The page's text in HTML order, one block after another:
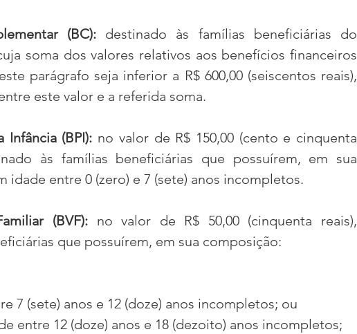
(BC): destinado às famílias beneficiárias do
soma dos valores relativos aos benefícios financeiros
parágrafo seja inferior a R$ 600,00 (seiscentos reais),
este valor e a referida soma.
Infância (BPI): no valor de R$ 150,00 (cento e cinquenta
às famílias beneficiárias que possuírem, em sua
idade entre 0 (zero) e 7 (sete) anos incompletos.
(BVF): no valor de R$ 50,00 (cinquenta reais),
que possuírem, em sua composição:
7 (sete) anos e 12 (doze) anos incompletos; ou
entre 12 (doze) anos e 18 (dezoito) anos incompletos;